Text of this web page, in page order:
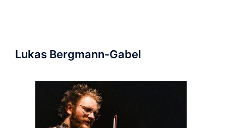
Lukas Bergmann-Gabel